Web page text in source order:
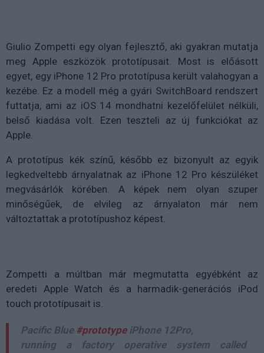
Giulio Zompetti egy olyan fejlesztő, aki gyakran mutatja
meg Apple eszközök prototípusait. Most is előásott
egyet, egy iPhone 12 Pro prototípusa került valahogyan a
kezébe. Ez a modell még a gyári SwitchBoard rendszert
futtatja, ami az iOS 14 mondhatni kezelőfelület nélküli,
belső kiadása volt. Ezen teszteli az új funkciókat az
Apple.
A prototípus kék színű, később ez bizonyult az egyik
legkedveltebb árnyalatnak az iPhone 12 Pro készüléket
megvásárlók körében. A képek nem olyan szuper
minőségűek, de elvileg az árnyalaton már nem
változtattak a prototípushoz képest.
Zompetti a múltban már megmutatta egyébként az
eredeti Apple Watch és a harmadik-generációs iPod
touch prototípusait is.
Pacific Blue #prototypeiPhone 12Pro,
running a factory operative system called